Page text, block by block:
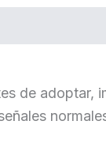
de adoptar,